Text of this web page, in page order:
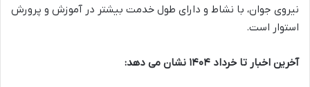
نیروی جوان، با نشاط و دارای طول خدمت بیشتر در آموزش و پرورش
استوار است.
آخرین اخبار تا خرداد ۱۴۰۴ نشان می دهد: